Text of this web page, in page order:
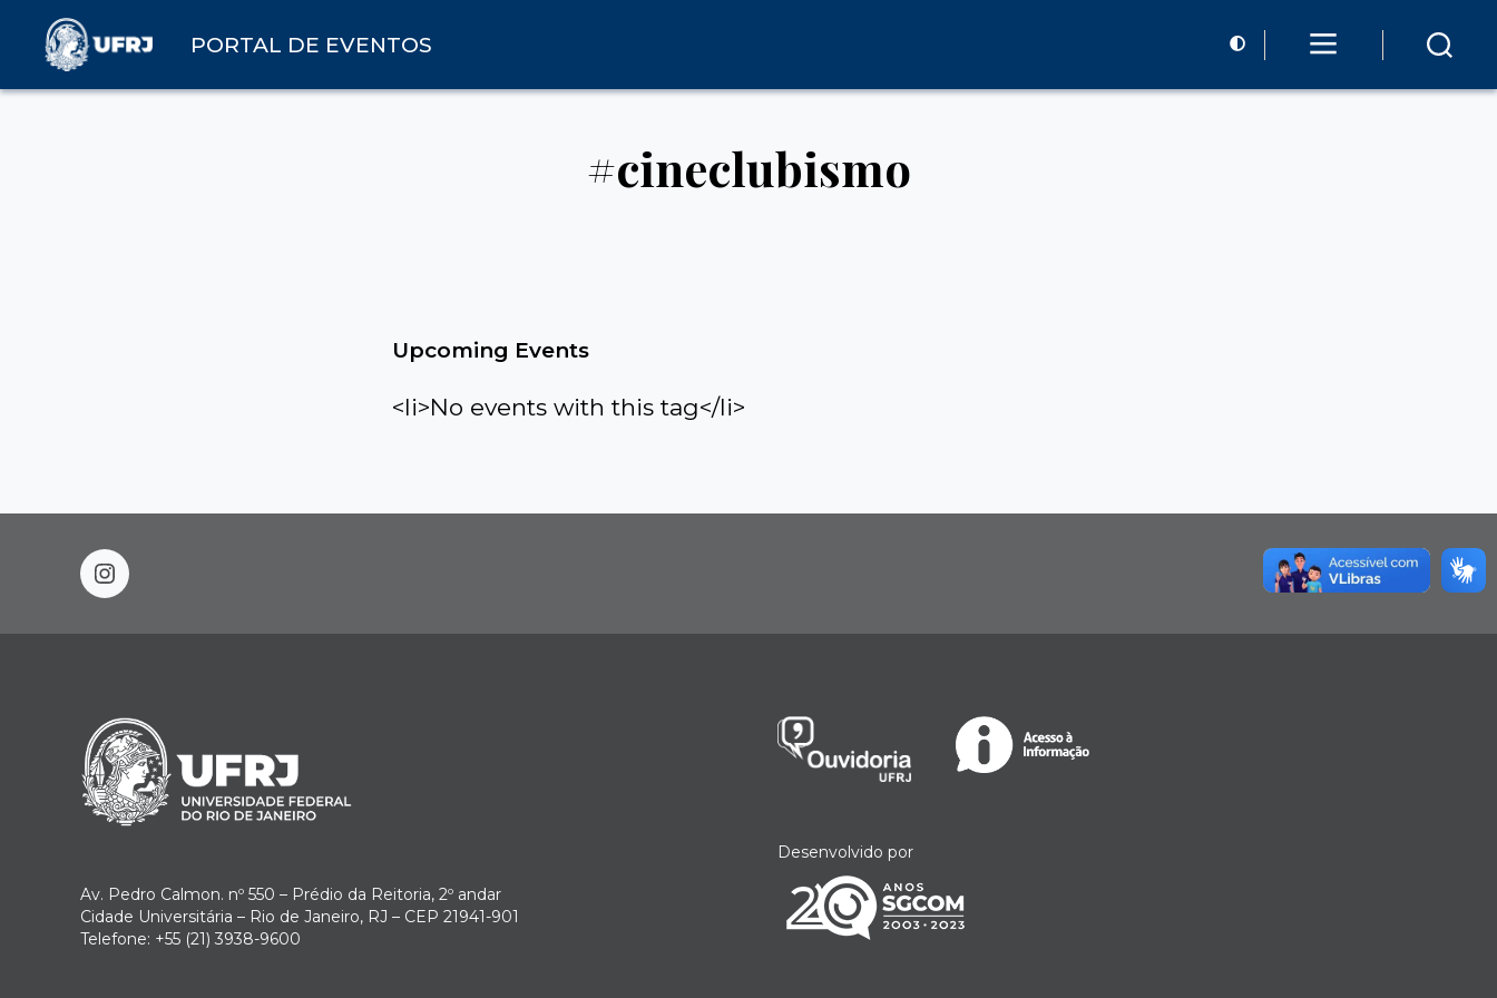
PORTAL DE EVENTOS
#cineclubismo
Upcoming Events
<li>No events with this tag</li>
instagram
Av. Pedro Calmon. nº 550 – Prédio da Reitoria, 2º andar
Cidade Universitária – Rio de Janeiro, RJ – CEP 21941-901
Telefone: +55 (21) 3938-9600
Desenvolvido por